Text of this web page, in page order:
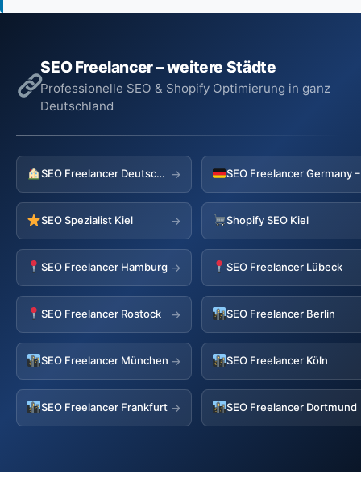
SEO Freelancer – weitere Städte
Professionelle SEO & Shopify Optimierung in ganz
Deutschland
SEO Freelancer Deutschland →
SEO Spezialist Kiel → Shopify SEO Kiel
SEO Freelancer Hamburg → SEO Freelancer Lübeck
SEO Freelancer Rostock → SEO Freelancer Berlin
SEO Freelancer München → SEO Freelancer Köln
SEO Freelancer Frankfurt → SEO Freelancer Dortmund